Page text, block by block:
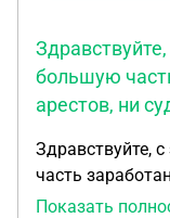
большую
арестов, ни
Здравствуйте,
часть
судебных
Показать